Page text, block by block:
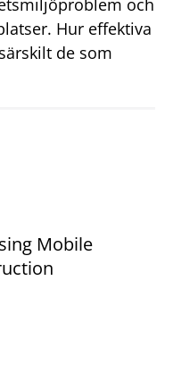
och
Hur effektiva
de som
Mobile